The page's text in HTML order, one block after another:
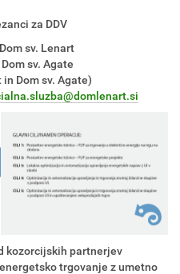
za DDV
sv. Lenart
sv. Agate
in Dom sv. Agate)
kozorcijskih partnerjev
trgovanje z umetno